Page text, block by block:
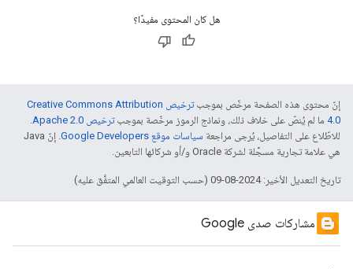
هل كان المحتوى مفيدًا؟
إنّ محتوى هذه الصفحة مرخّص بموجب
ترخيص Creative Commons Attribution
4.0‏ ما لم يُنصّ على خلاف ذلك، ونماذج الرموز مرخّصة بموجبترخيص Apache 2.0‏
.
للاطّلاع على التفاصيل، يُرجى مراجعة سياسات موقع Google Developers‏
. إنّ Java
هي علامة تجارية مسجَّلة لشركة Oracle و/أو شركائها التابعين.
تاريخ التعديل الأخير: 2024-08-09 (حسب التوقيت العالمي المتفَّق عليه)
مشاركات صدى Google